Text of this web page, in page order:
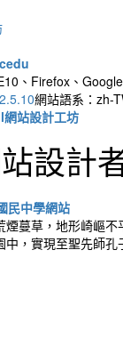
、Firefox、Google
網站語系：zh-
網站設計工坊
設計
蔓草，地形崎嶇
，實現至聖先師